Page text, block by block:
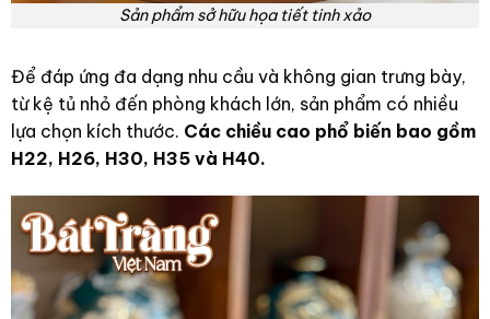
Sản phẩm sở hữu họa tiết tinh xảo
Để đáp ứng đa dạng nhu cầu và không gian trưng bày,
từ kệ tủ nhỏ đến phòng khách lớn, sản phẩm có nhiều
lựa chọn kích thước. Các chiều cao phổ biến bao gồm
H22, H26, H30, H35 và H40.